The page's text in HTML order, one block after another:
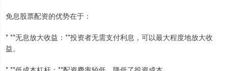
免息股票配资的优势在于：
* **无息放大收益：**投资者无需支付利息，可以最大程度地放大收
益。